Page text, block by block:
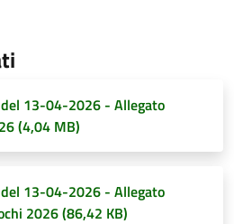
13-04-2026 - Allegato
(4,04 MB)
13-04-2026 - Allegato
2026 (86,42 KB)